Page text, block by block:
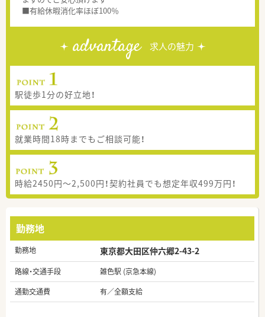
■有給休暇消化率ほぼ100％
advantage 求人の魅力
駅徒歩1分の好立地！
就業時間18時までもご相談可能！
時給2450円～2,500円！契約社員でも想定年収499万円！
勤務地
勤務地 東京都大田区仲六郷2-43-2
路線・交通手段
雑色駅 (京急本線)
通勤交通費
有／全額支給